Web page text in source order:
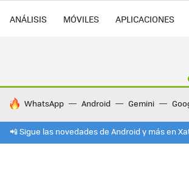
ANÁLISIS MÓVILES APLICACIONES
HOY SE HABLA DE
WhatsApp Android Gemini
📲 Sigue las novedades de Android y más en